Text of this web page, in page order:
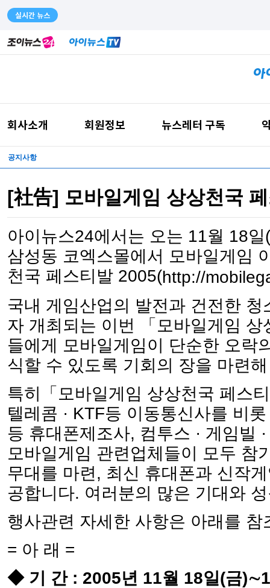
실시간 뉴스
회사소개 회원정보 뉴스레터 구독
공지사항
[社告] 모바일게임 상상천국
아이뉴스24에서는 오는 11월 18
삼성동 코엑스몰에서 모바일게임
천국 페스티발 2005(http://
국내 게임산업의 발전과 건전한
자 개최되는 이번 「모바일게임
들에게 모바일게임이 단순한 오락
식할 수 있도록 기회의 장을 마련
특히「모바일게임 상상천국 페스
텔레콤 · KTF등 이동통신사를 비
등 휴대폰제조사, 컴투스 · 게임빌
모바일게임 관련업체들이 모두 참
무대를 마련, 최신 휴대폰과 신작
공합니다. 여러분의 많은 기대와
행사관련 자세한 사항은 아래를 참
= 아 래 =
◆ 기 간 : 2005년 11월 18일(금